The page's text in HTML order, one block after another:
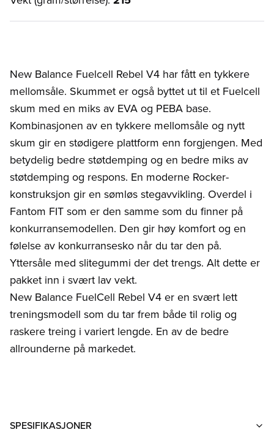
New Balance Fuelcell Rebel V4 har fått en tykkere
mellomsåle. Skummet er også byttet ut til et Fuelcell
skum med en miks av EVA og PEBA base.
Kombinasjonen av en tykkere mellomsåle og nytt
skum gir en stødigere plattform enn forgjengen. Med
betydelig bedre støtdemping og en bedre miks av
støtdemping og respons. En moderne Rocker-
konstruksjon gir en sømløs stegavvikling. Overdel i
Fantom FIT som er den samme som du finner på
konkurransemodellen. Den gir høy komfort og en
følelse av konkurransesko når du tar den på.
Yttersåle med slitegummi der det trengs. Alt dette er
pakket inn i svært lav vekt.
New Balance FuelCell Rebel V4 er en svært lett
treningsmodell som du tar frem både til rolig og
raskere treing i variert lengde. En av de bedre
allrounderne på markedet.
SPESIFIKASJONER